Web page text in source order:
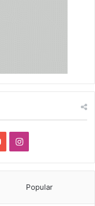
YouTubeInstagram
Popular